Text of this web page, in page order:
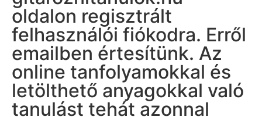
oldalon regisztrált
felhasználói fiókodra. Erről
emailben értesítünk. Az
online tanfolyamokkal és
letölthető anyagokkal való
tanulást tehát azonnal